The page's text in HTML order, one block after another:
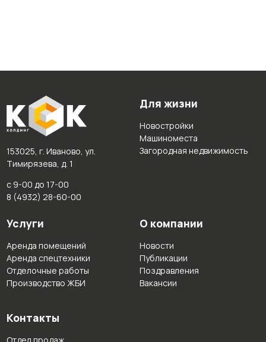
153025, г. Иваново, ул.
Тимирязева, д. 1
с 9-00 до 17-00
8 (4932) 28-60-00
Для жизни
Новостройки
Машиноместа
Загородная недвижимость
Услуги
Аренда помещений
Аренда спецтехники
Отделочные работы
Производство ЖБИ
О компании
Новости
Публикации
Поздравления
Вакансии
Контакты